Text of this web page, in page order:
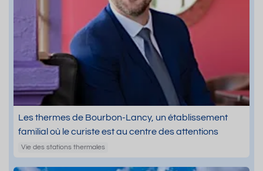
Les thermes de Bourbon-Lancy, un établissement
familial où le curiste est au centre des attentions
Vie des stations thermales